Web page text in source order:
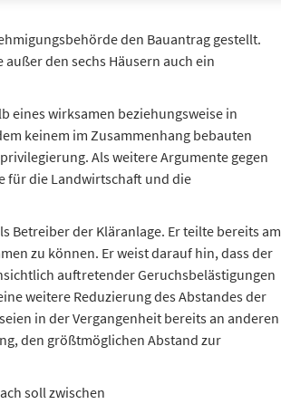
den Bauantrag gestellt.
den sechs Häusern auch ein
eines wirksamen beziehungsweise in
keinem im Zusammenhang bebauten
Als weitere Argumente gegen
für die Landwirtschaft und die
Betreiber der Kläranlage. Er teilte bereits am
zu können. Er weist darauf hin, dass der
auftretender Geruchsbelästigungen
weitere Reduzierung des Abstandes der
in der Vergangenheit bereits an anderen
den größtmöglichen Abstand zur
soll zwischen